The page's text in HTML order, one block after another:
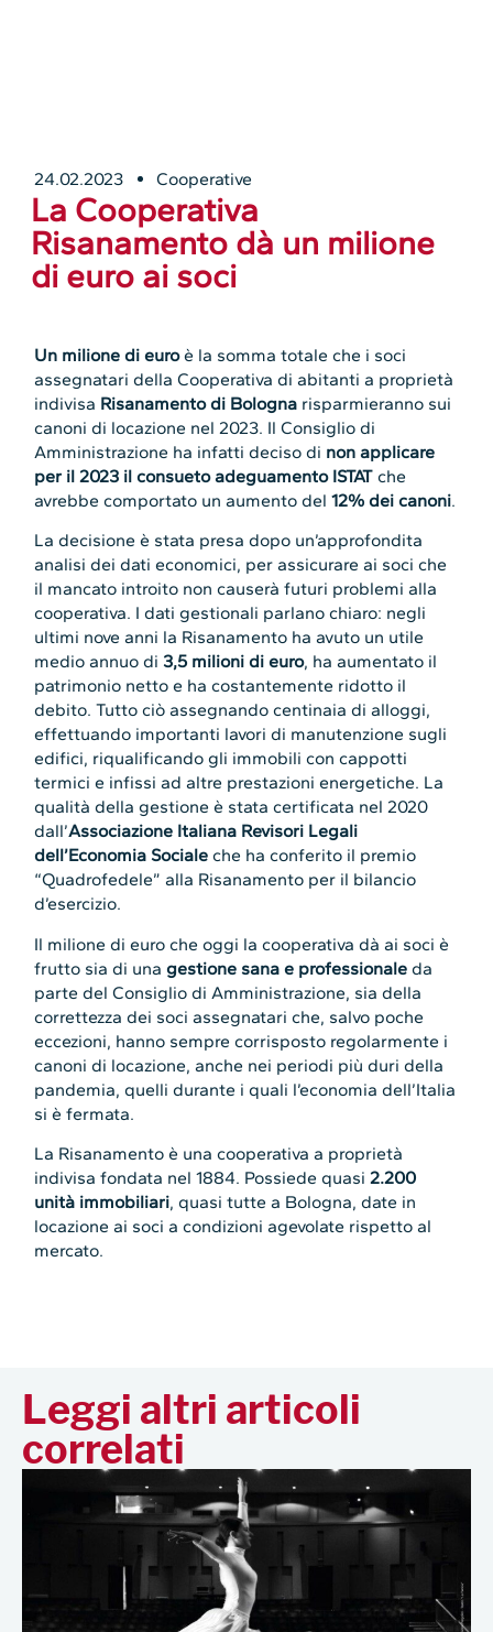
24.02.2023 Cooperative
La Cooperativa
Risanamento dà un milione
di euro ai soci
Un milione di euroè la somma totale che i soci
assegnatari della Cooperativa di abitanti a proprietà
indivisa Risanamento di Bologna risparmieranno sui
canoni di locazione nel 2023. Il Consiglio di
Amministrazione ha infatti deciso di non applicare
per il 2023 il consueto adeguamento ISTAT che
avrebbe comportato un aumento del12% dei canoni.
La decisione è stata presa dopo un’approfondita
analisi dei dati economici, per assicurare ai soci che
il mancato introito non causerà futuri problemi alla
cooperativa. I dati gestionali parlano chiaro: negli
ultimi nove anni la Risanamento ha avuto un utile
medio annuo di 3,5 milioni di euro, ha aumentato il
patrimonio netto e ha costantemente ridotto il
debito. Tutto ciò assegnando centinaia di alloggi,
effettuando importanti lavori di manutenzione sugli
edifici, riqualificando gli immobili con cappotti
termici e infissi ad altre prestazioni energetiche. La
qualità della gestione è stata certificata nel 2020
dall’Associazione Italiana Revisori Legali
dell’Economia Sociale che ha conferito il premio
“Quadrofedele” alla Risanamento per il bilancio
d’esercizio.
Il milione di euro che oggi la cooperativa dà ai soci è
frutto sia di unagestione sana e professionale da
parte del Consiglio di Amministrazione, sia della
correttezza dei soci assegnatari che, salvo poche
eccezioni, hanno sempre corrisposto regolarmente i
canoni di locazione, anche nei periodi più duri della
pandemia, quelli durante i quali l’economia dell’Italia
si è fermata.
La Risanamento è una cooperativa a proprietà
indivisa fondata nel 1884. Possiede quasi2.200
unità immobiliari, quasi tutte a Bologna, date in
locazione ai soci a condizioni agevolate rispetto al
mercato.
Leggi altri articoli
correlati